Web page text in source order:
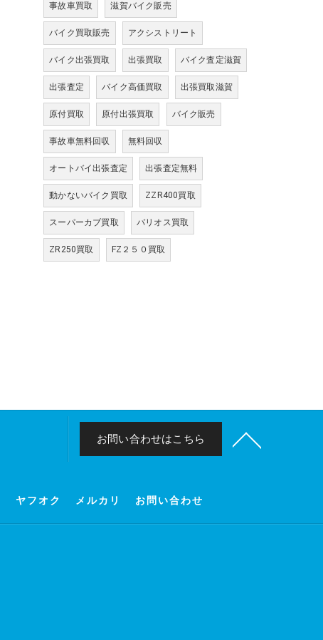
事故車買取 滋賀バイク販売
バイク買取販売 アクシストリート
バイク出張買取 出張買取 バイク査定滋賀
出張査定 バイク高価買取 出張買取滋賀
原付買取 原付出張買取 バイク販売
事故車無料回収 無料回収
オートバイ出張査定 出張査定無料
動かないバイク買取 ZZR400買取
スーパーカブ買取 バリオス買取
ZR250買取 FZ２５０買取
お問い合わせはこちら
ヤフオク メルカリ お問い合わせ